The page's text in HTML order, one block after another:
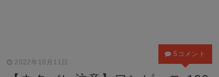
2022年10月11日
5コメント